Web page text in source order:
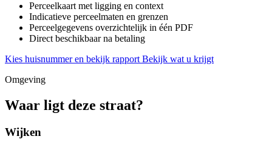
Perceelkaart met ligging en context
Indicatieve perceelmaten en grenzen
Perceelgegevens overzichtelijk in één PDF
Direct beschikbaar na betaling
Kies huisnummer en bekijk rapport Bekijk wat u krijgt
Omgeving
Waar ligt deze straat?
Wijken